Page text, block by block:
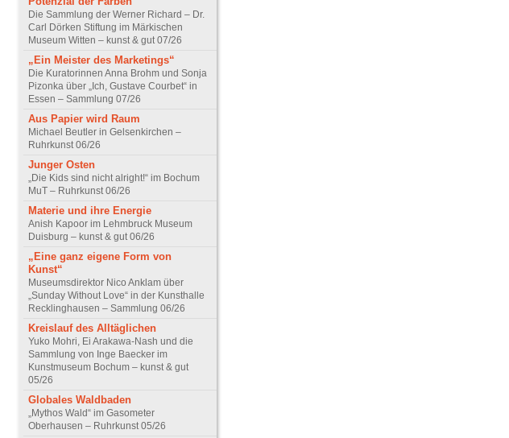
Die Sammlung der Werner Richard – Dr.
Carl Dörken Stiftung im Märkischen
Museum Witten – kunst & gut 07/26
„Ein Meister des Marketings“
Die Kuratorinnen Anna Brohm und Sonja
Pizonka über „Ich, Gustave Courbet“ in
Essen – Sammlung 07/26
Aus Papier wird Raum
Michael Beutler in Gelsenkirchen –
Ruhrkunst 06/26
Junger Osten
„Die Kids sind nicht alright!“ im Bochum
MuT – Ruhrkunst 06/26
Materie und ihre Energie
Anish Kapoor im Lehmbruck Museum
Duisburg – kunst & gut 06/26
„Eine ganz eigene Form von
Kunst“
Museumsdirektor Nico Anklam über
„Sunday Without Love“ in der Kunsthalle
Recklinghausen – Sammlung 06/26
Kreislauf des Alltäglichen
Yuko Mohri, Ei Arakawa-Nash und die
Sammlung von Inge Baecker im
Kunstmuseum Bochum – kunst & gut
05/26
Globales Waldbaden
„Mythos Wald“ im Gasometer
Oberhausen – Ruhrkunst 05/26